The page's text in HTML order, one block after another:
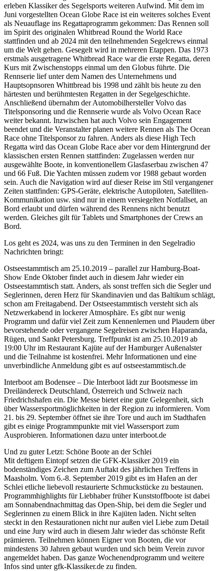
erleben Klassiker des Segelsports weiteren Aufwind. Mit dem im
Juni vorgestellten Ocean Globe Race ist ein weiteres solches Event
als Neuauflage ins Regattaprogramm gekommen: Das Rennen soll
im Spirit des originalen Whitbread Round the World Race
stattfinden und ab 2024 mit den teilnehmenden Segelcrews einmal
um die Welt gehen. Gesegelt wird in mehreren Etappen. Das 1973
erstmals ausgetragene Whitbread Race war die erste Regatta, deren
Kurs mit Zwischenstopps einmal um den Globus führte. Die
Rennserie lief unter dem Namen des Unternehmens und
Hauptsopnsoren Whittbread bis 1998 und zählt bis heute zu den
härtesten und berühmtesten Regatten in der Segelgeschichte.
Anschließend übernahm der Automobilhersteller Volvo das
Titelsponsoring und die Rennserie wurde als Volvo Ocean Race
weiter bekannt. Inzwischen hat auch Volvo sein Engagement
beendet und die Veranstalter planen weitere Rennen als The Ocean
Race ohne Titelsponsor zu fahren. Anders als diese High Tech
Regatta wird das Ocean Globe Race aber vor dem Hintergrund der
klassischen ersten Rennen stattfinden: Zugelassen werden nur
ausgewählte Boote, in konventionellem Glasfaserbau zwischen 47
und 66 Fuß. Die Yachten müssen zudem vor 1988 gebaut worden
sein. Auch die Navigation wird auf dieser Reise im Stil vergangener
Zeiten stattfinden: GPS-Geräte, elektrische Autopiloten, Satelliten-
Kommunikation usw. sind nur in einem versiegelten Notfallset, an
Bord erlaubt und dürfen während des Rennens nicht benutzt
werden. Gleiches gilt für Tablets und Smartphones der Crews an
Bord.
Los geht es 2024, was uns zu den Terminen in den Segelradio
Nachrichten bringt:
Ostseestammtisch am 25.10.2019 – parallel zur Hamburg-Boat-
Show Ende Oktober findet auch in diesem Jahr wieder ein
Ostseestammtisch statt. Anders, als sonst treffen sich die Segler und
Seglerinnen, deren Herz für Skandinavien und das Baltikum schlägt,
schon am Freitagabend. Der Ostseestammtisch versteht sich als
Netzwerkabend in lockerer Atmosphäre. Es gibt nur wenig
Programm und dafür viel Zeit zum Kennenlernen und Plaudern über
bevorstehende oder vergangene Segelreisen zwischen Haparanda,
Rügen, und Sankt Petersburg. Treffpunkt ist am 25.10.2019 ab
19:00 Uhr im Restaurant Kajüte auf der Hamburger Außenalster
und die Teilnahme ist kostenfrei. Mehr Informationen und eine
unverbindliche Anmeldung gibt es auf ostseestammtisch.de
Interboot am Bodensee – Die Interboot lädt zur Bootsmesse im
Dreiländereck Deutschland, Österreich und Schweiz nach
Friedrichshafen ein. Die Messe bietet eine gute Gelegenheit, sich
über Wassersportmöglichkeiten in der Region zu informieren. Vom
21. bis 29. September öffnet sie ihre Tore und auch im Stadthafen
gibt es einige Programmpunkte mit viel Wassersport zum
Ausprobieren. Informationen dazu unter interboot.de
Und zu guter Letzt: Schöne Boote an der Schlei
Mit deftigem Eintopf setzen die GFK-Klassiker 2019 ein
bodenständiges Zeichen zum Auftakt des jährlichen Treffens in
Maasholm. Vom 6.-8. September 2019 gibt es im Hafen an der
Schlei etliche liebevoll restaurierte Schmuckstücke zu bestaunen.
Programmhighlights für Liebhaber früher Kunststoffboote ist dabei
am Sonnabendnachmittag das Open-Ship, bei dem die Segler und
Seglerinnen zu einem Blick in ihre Kajüten laden. Nicht selten
steckt in den Restaurationen nicht nur außen viel Liebe zum Detail
und eine Jury wird auch in diesem Jahr wieder das schönste Refit
prämieren. Teilnehmen können Eigner von Booten, die vor
mindestens 30 Jahren gebaut wurden und sich beim Verein zuvor
angemeldet haben. Das ganze Wochenendprogramm und weitere
Infos sind unter gfk-Klassiker.de zu finden.